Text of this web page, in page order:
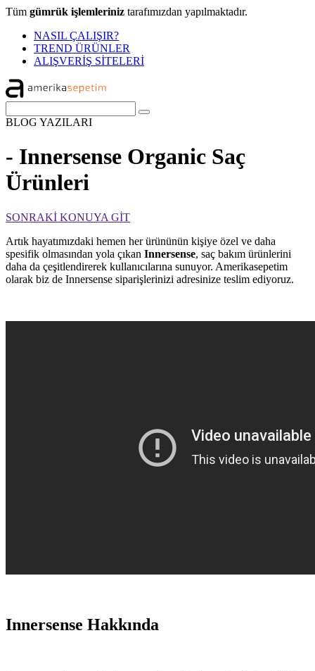
Tüm gümrük işlemleriniz tarafımızdan yapılmaktadır.
NASIL ÇALIŞIR?
TREND ÜRÜNLER
ALIŞVERİŞ SİTELERİ
BLOG YAZILARI
- Innersense Organic Saç
Ürünleri
SONRAKİ KONUYA GİT
Artık hayatımızdaki hemen her ürününün kişiye özel ve daha
spesifik olmasından yola çıkan Innersense, saç bakım ürünlerini
daha da çeşitlendirerek kullanıcılarına sunuyor. Amerikasepetim
olarak biz de Innersense siparişlerinizi adresinize teslim ediyoruz.
Innersense Hakkında